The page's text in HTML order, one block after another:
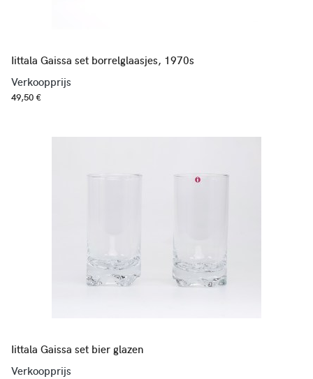
Iittala Gaissa set borrelglaasjes, 1970s
Verkoopprijs
49,50 €
Iittala Gaissa set bier glazen
Verkoopprijs